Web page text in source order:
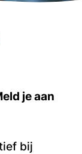
je aan
bij